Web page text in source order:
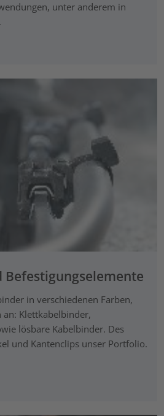
unter anderem in
Befestigungselemente
in verschiedenen Farben,
Klettkabelbinder,
lösbare Kabelbinder. Des
und Kantenclips unser Portfolio.